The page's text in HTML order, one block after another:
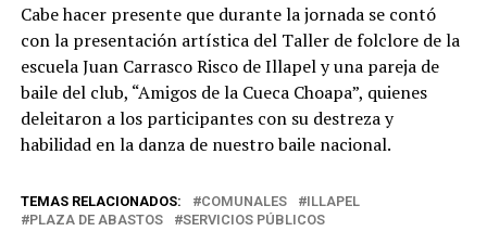
Cabe hacer presente que durante la jornada se contó
con la presentación artística del Taller de folclore de la
escuela Juan Carrasco Risco de Illapel y una pareja de
baile del club, “Amigos de la Cueca Choapa”, quienes
deleitaron a los participantes con su destreza y
habilidad en la danza de nuestro baile nacional.
TEMAS RELACIONADOS: COMUNALES
ILLAPEL
PLAZA DE ABASTOS
SERVICIOS PÚBLICOS